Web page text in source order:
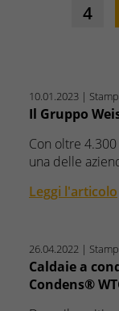
4
10.01.2023 |
Il Gruppo
Con oltre
una delle
Leggi l'articolo
26.04.2022 |
Caldaie a
Condens®